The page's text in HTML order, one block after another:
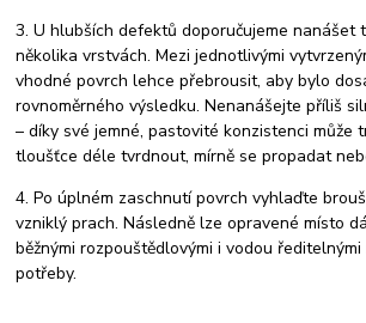
3. U hlubších defektů doporučujeme nanášet
několika vrstvách. Mezi jednotlivými
vhodné povrch lehce přebrousit, aby bylo
rovnoměrného výsledku. Nenanášejte příliš
– díky své jemné, pastovité konzistenci může
tloušťce déle tvrdnout, mírně se propadat
4. Po úplném zaschnutí povrch vyhlaďte
vzniklý prach. Následně lze opravené místo
běžnými rozpouštědlovými i vodou
potřeby.